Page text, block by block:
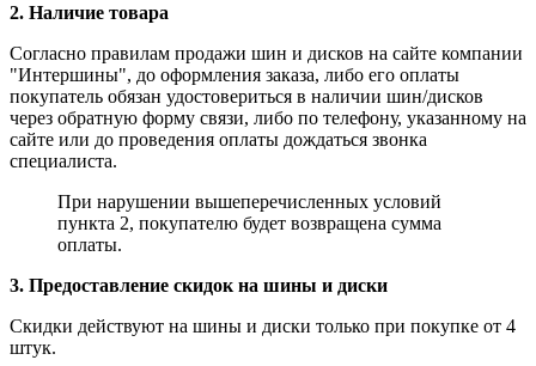
2. Наличие товара
Согласно правилам продажи шин и дисков на сайте компании
"Интершины", до оформления заказа, либо его оплаты
покупатель обязан удостовериться в наличии шин/дисков
через обратную форму связи, либо по телефону, указанному на
сайте или до проведения оплаты дождаться звонка
специалиста.
При нарушении вышеперечисленных условий
пункта 2, покупателю будет возвращена сумма
оплаты.
3. Предоставление скидок на шины и диски
Скидки действуют на шины и диски только при покупке от 4
штук.